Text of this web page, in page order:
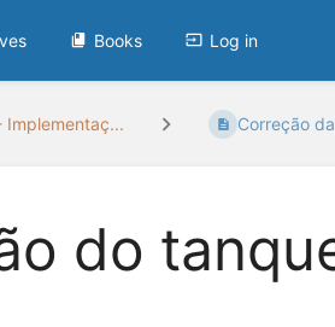
Books Log in
Implementaç... Correção
do